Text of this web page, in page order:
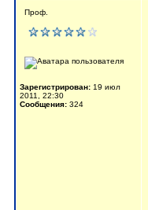
Проф.
Зарегистрирован: 19 июл
2011, 22:30
Сообщения: 324